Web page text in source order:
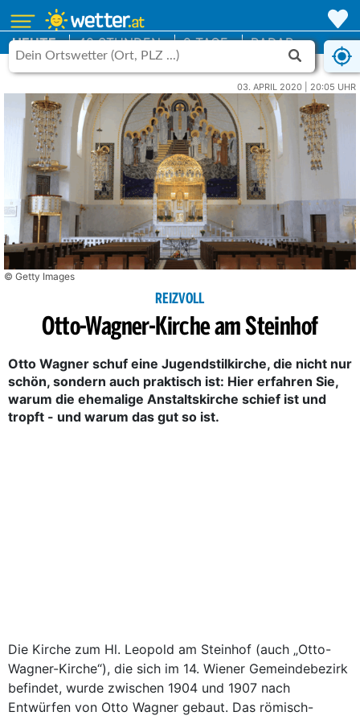
HEUTE 48 STUNDEN 9 TAGE RADAR
03. APRIL 2020 | 20:05 UHR
© Getty Images
REIZVOLL
Otto-Wagner-Kirche am Steinhof
Otto Wagner schuf eine Jugendstilkirche, die nicht nur
schön, sondern auch praktisch ist: Hier erfahren Sie,
warum die ehemalige Anstaltskirche schief ist und
tropft - und warum das gut so ist.
Die Kirche zum Hl. Leopold am Steinhof (auch „Otto-
Wagner-Kirche“), die sich im 14. Wiener Gemeindebezirk
befindet, wurde zwischen 1904 und 1907 nach
Entwürfen von Otto Wagner gebaut. Das römisch-